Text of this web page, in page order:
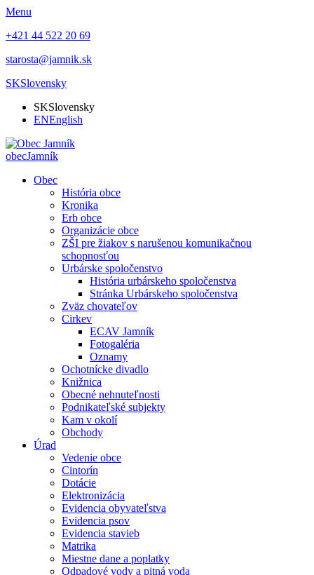
Menu
+421 44 522 20 69
starosta@jamnik.sk
SKSlovensky
SKSlovensky
ENEnglish
obecJamník
Obec
História obce
Kronika
Erb obce
Organizácie obce
ZŠI pre žiakov s narušenou komunikačnou
schopnosťou
Urbárske spoločenstvo
História urbárskeho spoločenstva
Stránka Urbárskeho spoločenstva
Zväz chovateľov
Cirkev
ECAV Jamník
Fotogaléria
Oznamy
Ochotnícke divadlo
Knižnica
Obecné nehnuteľnosti
Podnikateľské subjekty
Kam v okolí
Obchody
Úrad
Vedenie obce
Cintorín
Dotácie
Elektronizácia
Evidencia obyvateľstva
Evidencia psov
Evidencia stavieb
Matrika
Miestne dane a poplatky
Odpadové vody a pitná voda